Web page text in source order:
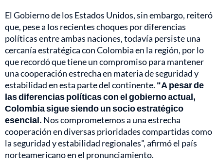
El Gobierno de los Estados Unidos, sin embargo, reiteró
que, pese a los recientes choques por diferencias
políticas entre ambas naciones, todavía persiste una
cercanía estratégica con Colombia en la región, por lo
que recordó que tiene un compromiso para mantener
una cooperación estrecha en materia de seguridad y
estabilidad en esta parte del continente. "A pesar de
las diferencias políticas con el gobierno actual,
Colombia sigue siendo un socio estratégico
esencial. Nos comprometemos a una estrecha
cooperación en diversas prioridades compartidas como
la seguridad y estabilidad regionales", afirmó el país
norteamericano en el pronunciamiento.